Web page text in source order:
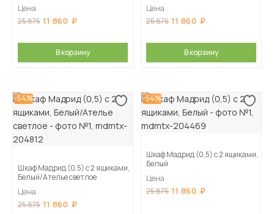
Цена
25 875 11 860
В корзину
Цена
25 875 11 860
В корзину
-54%
Шкаф Мадрид (0,5) с 2 ящиками,
Белый/Ателье светлое
Цена
25 875 11 860
-54%
Шкаф Мадрид (0,5) с 2 ящиками,
Белый
Цена
25 875 11 860